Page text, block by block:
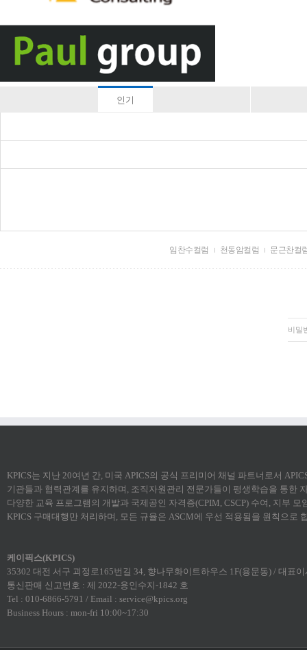
인기
임찬수컬럼 천동암컬럼 문근찬컬
비밀
KPICS는 지난 20여년 간, 미국 APICS의 공식 프리미어 채널 파트너로서
기관들과 협력관계를 유지하며, 조직자원관리 전문가들이 평생학습을 통한
다양한 교육 프로그램의 개발과 국제공인 자격증(CPIM, CSCP) 수여, 지부
KPICS 구매대행만 처리하며, 모든 규율은 ASCM에 우선 적용됨을 원칙으로
케이픽스(KPICS)
35302 대전 서구 괴정로165번길 34, 향나무화이트하우스 1F(용문동) / 대표
통신판매 신고번호 : 제 2022-용인수지-1842 호
Tel : 010-6866-5791 / Email : service@kpics.org
Business Hours : mon-fri 10:00~17:30